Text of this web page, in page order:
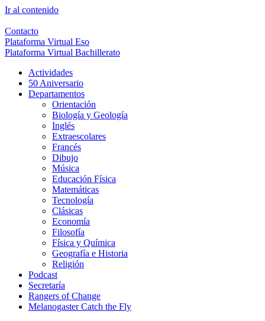
Ir al contenido
Contacto
Plataforma Virtual Eso
Plataforma Virtual Bachillerato
Actividades
50 Aniversario
Departamentos
Orientación
Biología y Geología
Inglés
Extraescolares
Francés
Dibujo
Música
Educación Física
Matemáticas
Tecnología
Clásicas
Economía
Filosofía
Física y Química
Geografía e Historia
Religión
Podcast
Secretaría
Rangers of Change
Melanogaster Catch the Fly